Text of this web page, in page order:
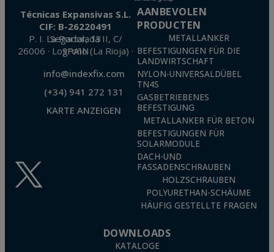
Técnicas Expansivas S.L.
CIF: B-26220491
P. I. La Portalada II, C/ Segador, 13
26006 · Logroño (La Rioja) · SPAIN
info@indexfix.com
(+34) 941 272 131
KARTE ANZEIGEN
AANBEVOLEN
PRODUCTEN
METALLANKER
BEFESTIGUNGEN FÜR DIE
LANDWIRTSCHAFT
NYLON-UNIVERSALDÜBEL
TN4S
GASBETRIEBENES
BEFESTIGUNG
METALLANKER FÜR BETON
BEFESTIGUNGEN FÜR
SOLARMODULE
DACH-UND
FASSADENSCHRAUBEN
HOLZSCHRAUBEN
POLYURETHAN-SCHÄUME
HÄUFIG GESTELLTE FRAGEN
DOWNLOADS
KATALOGE